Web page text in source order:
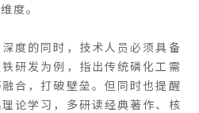
度。
度的同时，技术人员必须具备
研发为例，指出传统磷化工需
合，打破壁垒。但同时也提醒
论学习，多研读经典著作、核